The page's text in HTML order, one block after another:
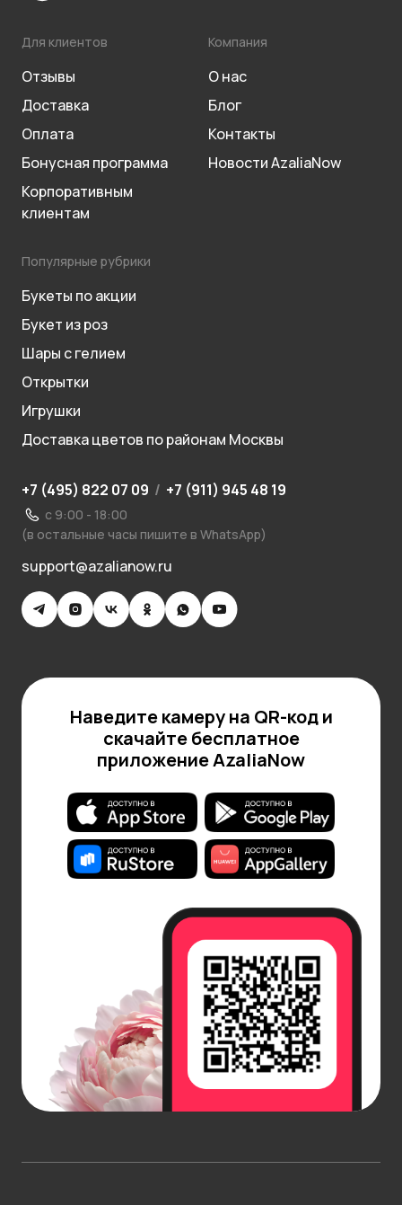
Для клиентов
Отзывы
Доставка
Оплата
Бонусная программа
Корпоративным
клиентам
Компания
О нас
Блог
Контакты
Новости AzaliaNow
Популярные рубрики
Букеты по акции
Букет из роз
Шары с гелием
Открытки
Игрушки
Доставка цветов по районам Москвы
+7 (495) 822 07 09 / +7 (911) 945 48 19
с 9:00 - 18:00
(в остальные часы пишите в WhatsApp)
support@azalianow.ru
Наведите камеру на QR-код и
скачайте бесплатное
приложение AzaliaNow